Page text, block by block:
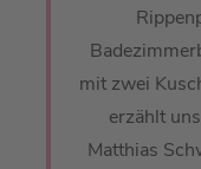
mit zwei
erzählt
Matthias